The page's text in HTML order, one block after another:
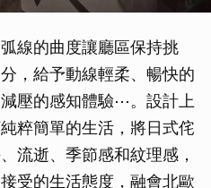
線的曲度讓廳區保持挑
，給予動線輕柔、暢快的
壓的感知體驗⋯。設計上
粹簡單的生活，將日式侘
流逝、季節感和紋理感，
受的生活態度，融會北歐